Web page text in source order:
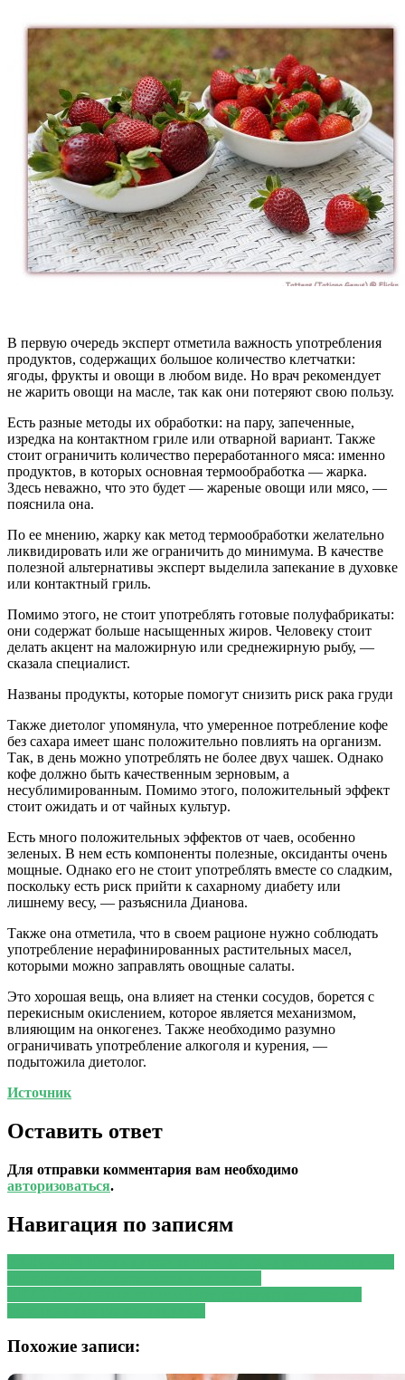
В первую очередь эксперт отметила важность употребления
продуктов, содержащих большое количество клетчатки:
ягоды, фрукты и овощи в любом виде. Но врач рекомендует
не жарить овощи на масле, так как они потеряют свою пользу.
Есть разные методы их обработки: на пару, запеченные,
изредка на контактном гриле или отварной вариант. Также
стоит ограничить количество переработанного мяса: именно
продуктов, в которых основная термообработка — жарка.
Здесь неважно, что это будет — жареные овощи или мясо, —
пояснила она.
По ее мнению, жарку как метод термообработки желательно
ликвидировать или же ограничить до минимума. В качестве
полезной альтернативы эксперт выделила запекание в духовке
или контактный гриль.
Помимо этого, не стоит употреблять готовые полуфабрикаты:
они содержат больше насыщенных жиров. Человеку стоит
делать акцент на маложирную или среднежирную рыбу, —
сказала специалист.
Названы продукты, которые помогут снизить риск рака груди
Также диетолог упомянула, что умеренное потребление кофе
без сахара имеет шанс положительно повлиять на организм.
Так, в день можно употреблять не более двух чашек. Однако
кофе должно быть качественным зерновым, а
несублимированным. Помимо этого, положительный эффект
стоит ожидать и от чайных культур.
Есть много положительных эффектов от чаев, особенно
зеленых. В нем есть компоненты полезные, оксиданты очень
мощные. Однако его не стоит употреблять вместе со сладким,
поскольку есть риск прийти к сахарному диабету или
лишнему весу, — разъяснила Дианова.
Также она отметила, что в своем рационе нужно соблюдать
употребление нерафинированных растительных масел,
которыми можно заправлять овощные салаты.
Это хорошая вещь, она влияет на стенки сосудов, борется с
перекисным окислением, которое является механизмом,
влияющим на онкогенез. Также необходимо разумно
ограничивать употребление алкоголя и курения, —
подытожила диетолог.
Источник
Оставить ответ
Для отправки комментария вам необходимо
авторизоваться.
Навигация по записям
Похожие записи: